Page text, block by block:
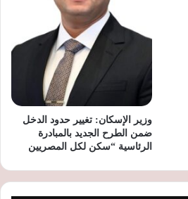
وزير الإسكان: تغيير حدود الدخل
ضمن الطرح الجديد بالمبادرة
الرئاسية “سكن لكل المصريين